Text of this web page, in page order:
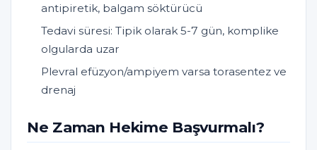
antipiretik, balgam söktürücü
Tedavi süresi: Tipik olarak 5-7 gün, komplike
olgularda uzar
Plevral efüzyon/ampiyem varsa torasentez ve
drenaj
Ne Zaman Hekime Başvurmalı?